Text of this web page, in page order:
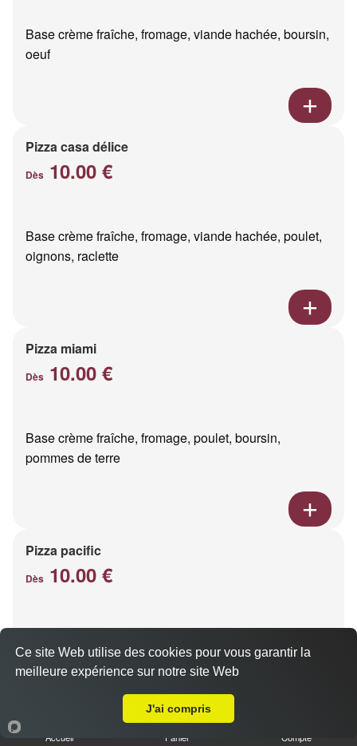
Base crème fraîche, fromage, viande hachée, boursin,
oeuf
Pizza casa délice
Dès 10.00 €
Base crème fraîche, fromage, viande hachée, poulet,
oignons, raclette
Pizza miami
Dès 10.00 €
Base crème fraîche, fromage, poulet, boursin,
pommes de terre
Pizza pacific
Dès 10.00 €
Accueil Panier Compte
Ce site Web utilise des cookies pour vous garantir la
meilleure expérience sur notre site Web
J'ai compris